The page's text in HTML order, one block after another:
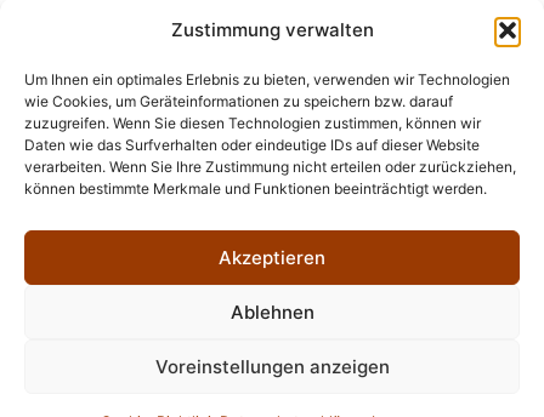
Zustimmung verwalten
Um Ihnen ein optimales Erlebnis zu bieten, verwenden wir Technologien
wie Cookies, um Geräteinformationen zu speichern bzw. darauf
zuzugreifen. Wenn Sie diesen Technologien zustimmen, können wir
Daten wie das Surfverhalten oder eindeutige IDs auf dieser Website
verarbeiten. Wenn Sie Ihre Zustimmung nicht erteilen oder zurückziehen,
können bestimmte Merkmale und Funktionen beeinträchtigt werden.
Akzeptieren
Ablehnen
Voreinstellungen anzeigen
Universitätsbibliothek Würzburg
Stadtbücherei Würzburg
Erinnerungsorte in Würzburg
Impressum
Datenschutzerklärung
Copyright © Leonhard-Frank-Gesellschaft